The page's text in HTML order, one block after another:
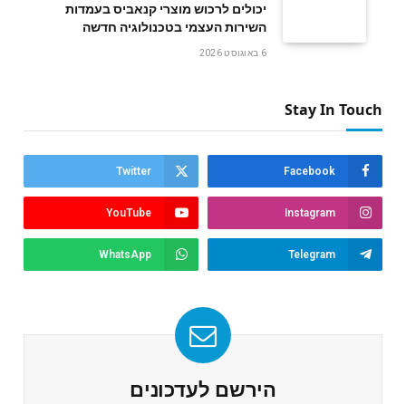
יכולים לרכוש מוצרי קנאביס בעמדות
השירות העצמי בטכנולוגיה חדשה
6 באוגוסט 2026
Stay In Touch
Facebook
Twitter
Instagram
YouTube
Telegram
WhatsApp
הירשם לעדכונים